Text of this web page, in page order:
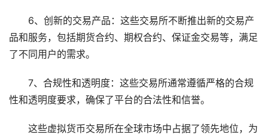
6、创新的交易产品：这些交易所不断推出新的交易产
品和服务，包括期货合约、期权合约、保证金交易等，满足
了不同用户的需求。
7、合规性和透明度：这些交易所通常遵循严格的合规
性和透明度要求，确保了平台的合法性和信誉。
这些虚拟货币交易所在全球市场中占据了领先地位，为